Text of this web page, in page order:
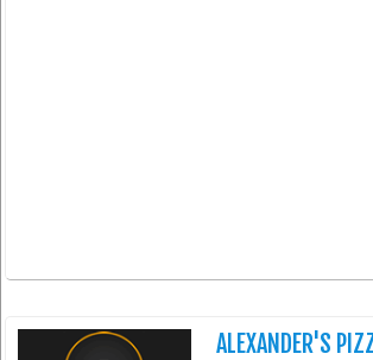
ALEXANDER'S